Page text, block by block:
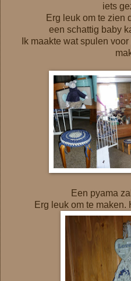
iets
Erg leuk om te zien
een schattig baby
Ik maakte wat spulen
Een pyama
Erg leuk om te maken.